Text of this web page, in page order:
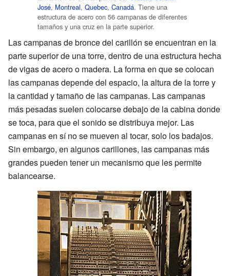
José, Montreal, Quebec, Canadá. Tiene una
estructura de acero con 56 campanas de diferentes
tamaños y una cruz en la parte superior.
Las campanas de bronce del carillón se encuentran en la
parte superior de una torre, dentro de una estructura hecha
de vigas de acero o madera. La forma en que se colocan
las campanas depende del espacio, la altura de la torre y
la cantidad y tamaño de las campanas. Las campanas
más pesadas suelen colocarse debajo de la cabina donde
se toca, para que el sonido se distribuya mejor. Las
campanas en sí no se mueven al tocar, solo los badajos.
Sin embargo, en algunos carillones, las campanas más
grandes pueden tener un mecanismo que les permite
balancearse.